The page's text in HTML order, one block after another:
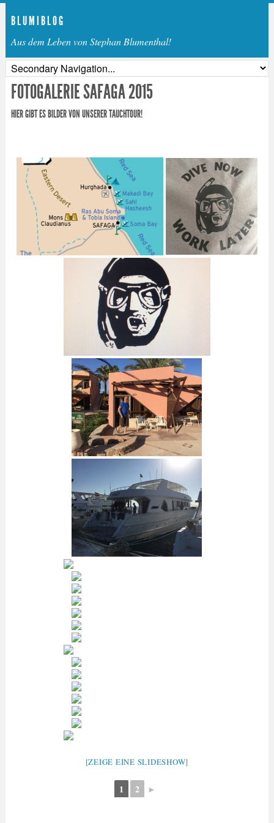
B L U M I B L O G
Aus dem Leben von Stephan Blumenthal!
FOTOGALERIE SAFAGA 2015
HIER GIBT ES BILDER VON UNSERER TAUCHTOUR!
[ZEIGE EINE SLIDESHOW]
1 2 ►